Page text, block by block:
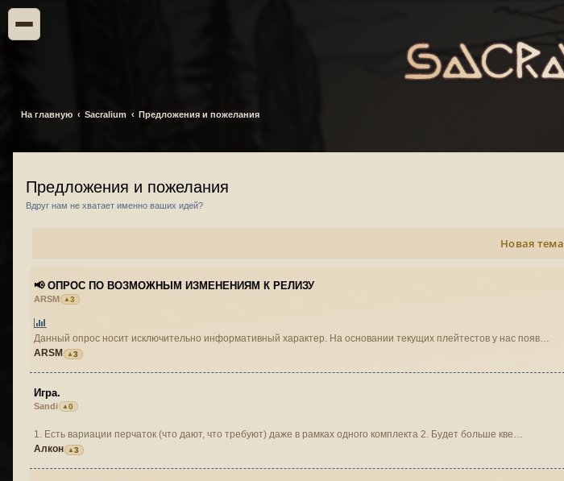
На главную Sacralium Предложения и пожелания
Предложения и пожелания
Вдруг нам не хватает именно ваших идей?
Новая тема
📢 ОПРОС ПО ВОЗМОЖНЫМ ИЗМЕНЕНИЯМ К РЕЛИЗУ
ARSM 3
Данный опрос носит исключительно информативный характер. На основании текущих плейтестов у нас появ…
ARSM
3
Игра.
Sandi
0
1. Есть вариации перчаток (что дают, что требуют) даже в рамках одного комплекта 2. Будет больше кве…
Алкон
3